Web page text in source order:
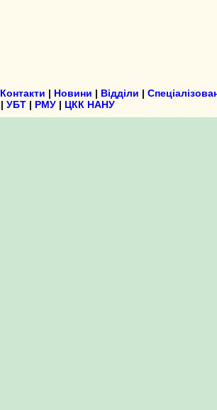
Контакти | Новини | Відділи |
| УБТ | РМУ | ЦКК НАНУ